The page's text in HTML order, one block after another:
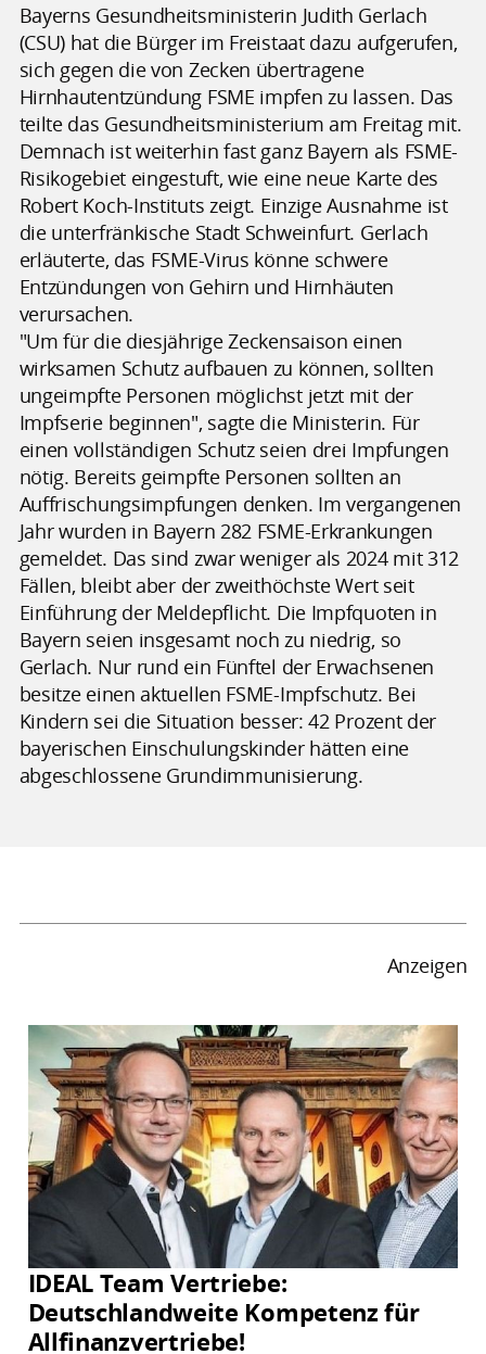
Bayerns Gesundheitsministerin Judith Gerlach
(CSU) hat die Bürger im Freistaat dazu aufgerufen,
sich gegen die von Zecken übertragene
Hirnhautentzündung FSME impfen zu lassen. Das
teilte das Gesundheitsministerium am Freitag mit.
Demnach ist weiterhin fast ganz Bayern als FSME-
Risikogebiet eingestuft, wie eine neue Karte des
Robert Koch-Instituts zeigt. Einzige Ausnahme ist
die unterfränkische Stadt Schweinfurt. Gerlach
erläuterte, das FSME-Virus könne schwere
Entzündungen von Gehirn und Hirnhäuten
verursachen.
"Um für die diesjährige Zeckensaison einen
wirksamen Schutz aufbauen zu können, sollten
ungeimpfte Personen möglichst jetzt mit der
Impfserie beginnen", sagte die Ministerin. Für
einen vollständigen Schutz seien drei Impfungen
nötig. Bereits geimpfte Personen sollten an
Auffrischungsimpfungen denken. Im vergangenen
Jahr wurden in Bayern 282 FSME-Erkrankungen
gemeldet. Das sind zwar weniger als 2024 mit 312
Fällen, bleibt aber der zweithöchste Wert seit
Einführung der Meldepflicht. Die Impfquoten in
Bayern seien insgesamt noch zu niedrig, so
Gerlach. Nur rund ein Fünftel der Erwachsenen
besitze einen aktuellen FSME-Impfschutz. Bei
Kindern sei die Situation besser: 42 Prozent der
bayerischen Einschulungskinder hätten eine
abgeschlossene Grundimmunisierung.
Anzeigen
IDEAL Team Vertriebe:
Deutschlandweite Kompetenz für
Allfinanzvertriebe!